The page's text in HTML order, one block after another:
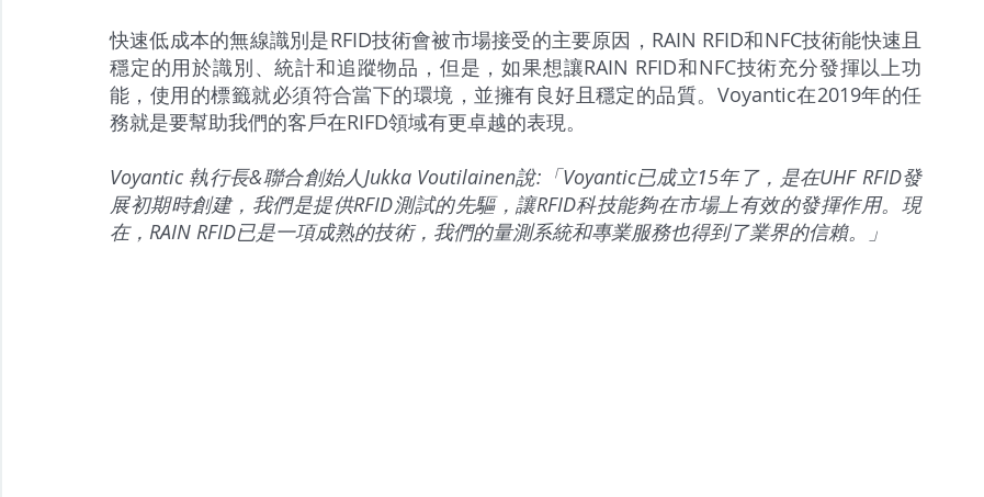
快速低成本的無線識別是RFID技術會被市場接受的主要原因，RAIN RFID和NFC技術能快速且
穩定的用於識別、統計和追蹤物品，但是，如果想讓RAIN RFID和NFC技術充分發揮以上功
能，使用的標籤就必須符合當下的環境，並擁有良好且穩定的品質。Voyantic在2019年的任
務就是要幫助我們的客戶在RIFD領域有更卓越的表現。
Voyantic 執行長&聯合創始人Jukka Voutilainen說:「Voyantic已成立15年了，是在UHF RFID發
展初期時創建，我們是提供RFID測試的先驅，讓RFID科技能夠在市場上有效的發揮作用。現
在，RAIN RFID已是一項成熟的技術，我們的量測系統和專業服務也得到了業界的信賴。」